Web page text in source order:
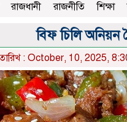
রাজধানী রাজনীতি শিক্ষা
বিফ চিলি অনিয়ন
: October, 10, 2025,